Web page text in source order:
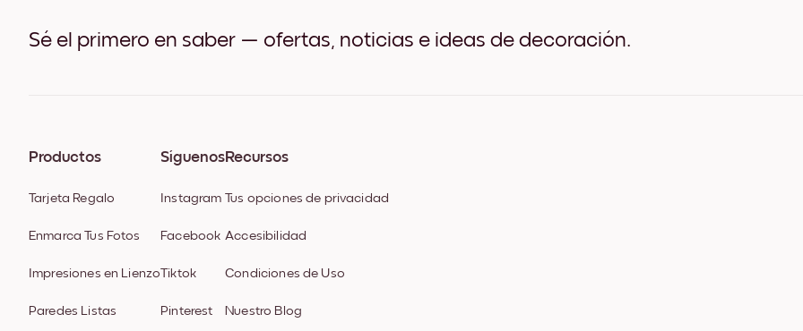
Sé el primero en saber — ofertas, noticias e ideas de decoración.
Productos
Tarjeta Regalo
Enmarca Tus Fotos
Impresiones en Lienzo
Paredes Listas
Síguenos
Instagram
Facebook
Tiktok
Pinterest
Recursos
Tus opciones de privacidad
Accesibilidad
Condiciones de Uso
Nuestro Blog